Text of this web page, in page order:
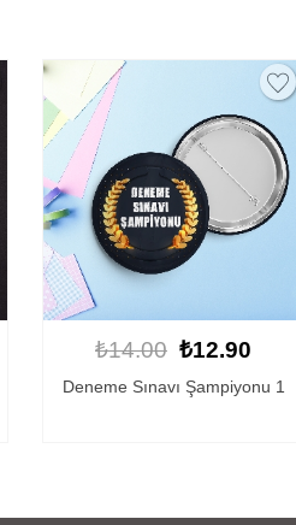
₺14.00 ₺12.90
Başarılı Öğrenci Rozeti 1